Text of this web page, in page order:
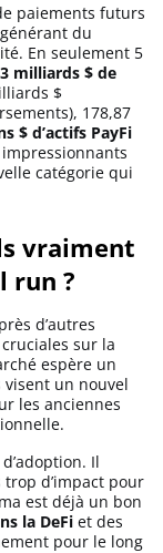
paiements futurs
du
En seulement 5
milliards $ de
$
178,87
$ d’actifs PayFi
catégorie qui
vraiment
run ?
d’autres
sur la
espère un
un nouvel
les anciennes
Il
d’impact pour
est déjà un bon
la DeFi et des
pour le long